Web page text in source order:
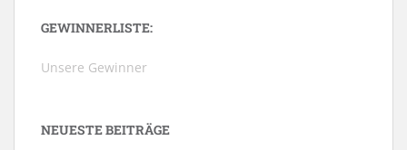
GEWINNERLISTE:
Unsere Gewinner
NEUESTE BEITRÄGE